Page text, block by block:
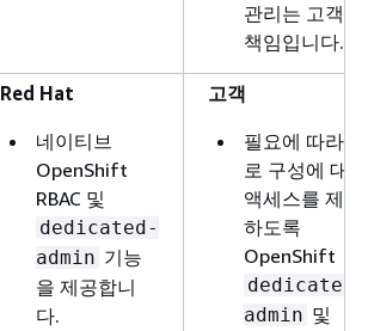
관리는 고객의
책임입니다.
Red Hat
네이티브
OpenShift
RBAC 및
dedicated-
admin 기능
을 제공합니
다.
고객
필요에 따라 경
로 구성에 대한
액세스를 제어
하도록
OpenShift
dedicated-
admin 및